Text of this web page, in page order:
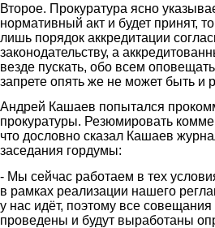
Второе. Прокуратура ясно
нормативный акт и будет принят,
лишь порядок аккредитации
законодательству, а
везде пускать, обо всем
запрете опять же не может быть и
Андрей Кашаев попытался
прокуратуры. Резюмировать
что дословно сказал Кашаев
заседания гордумы:
- Мы сейчас работаем в тех
в рамках реализации нашего
у нас идёт, поэтому все
проведены и будут выработаны